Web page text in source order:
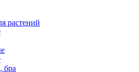
растений
бра